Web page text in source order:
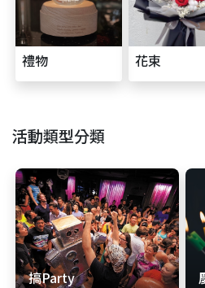
禮物 花束
活動類型分類
搞Party